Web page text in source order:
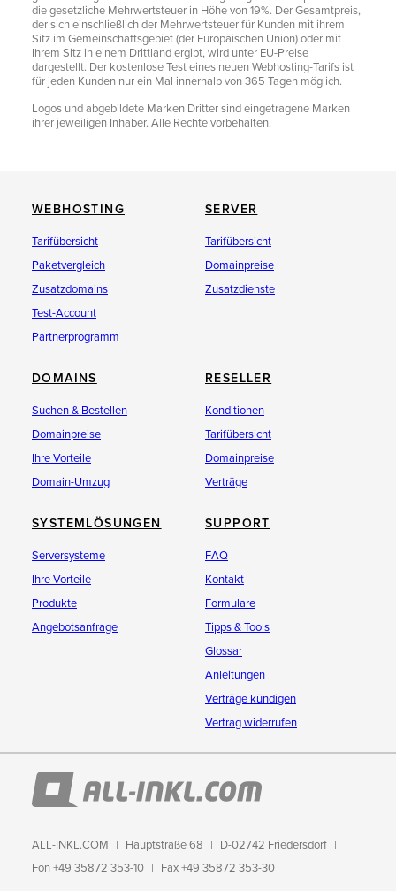
die gesetzliche Mehrwertsteuer in Höhe von 19%. Der Gesamtpreis,
der sich einschließlich der Mehrwertsteuer für Kunden mit ihrem
Sitz im Gemeinschaftsgebiet (der Europäischen Union) oder mit
Ihrem Sitz in einem Drittland ergibt, wird unter EU-Preise
dargestellt. Der kostenlose Test eines neuen Webhosting-Tarifs ist
für jeden Kunden nur ein Mal innerhalb von 365 Tagen möglich.
Logos und abgebildete Marken Dritter sind eingetragene Marken
ihrer jeweiligen Inhaber. Alle Rechte vorbehalten.
WEBHOSTING
Tarifübersicht
Paketvergleich
Zusatzdomains
Test-Account
Partnerprogramm
SERVER
Tarifübersicht
Domainpreise
Zusatzdienste
DOMAINS
Suchen & Bestellen
Domainpreise
Ihre Vorteile
Domain-Umzug
RESELLER
Konditionen
Tarifübersicht
Domainpreise
Verträge
SYSTEMLÖSUNGEN
Serversysteme
Ihre Vorteile
Produkte
Angebotsanfrage
SUPPORT
FAQ
Kontakt
Formulare
Tipps & Tools
Glossar
Anleitungen
Verträge kündigen
Vertrag widerrufen
ALL-INKL.COM Hauptstraße 68
D-02742 Friedersdorf
Fon +49 35872 353-10
Fax +49 35872 353-30